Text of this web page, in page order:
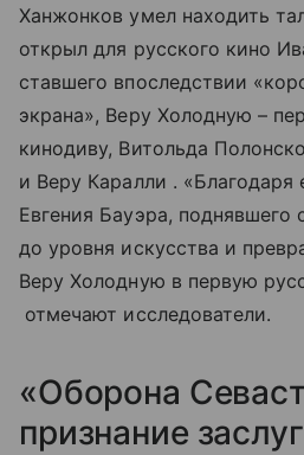
Ханжонков умел находить
открыл для русского кино
ставшего впоследствии
экрана», Веру Холодную –
кинодиву, Витольда
и Веру Каралли . «Благодаря
Евгения Бауэра,
до уровня искусства и
Веру Холодную в первую
отмечают исследователи.
«Оборона
признание заслуг